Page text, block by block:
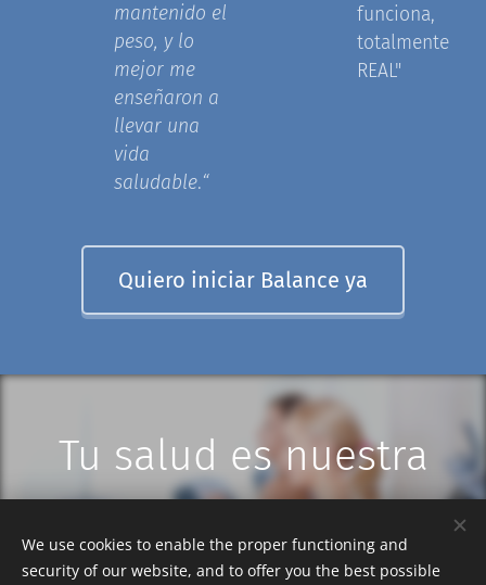
mantenido el
peso, y lo
mejor me
enseñaron a
llevar una
vida
saludable.“
funciona,
totalmente
REAL"
Quiero iniciar Balance ya
Tu salud es nuestra
We use cookies to enable the proper functioning and
security of our website, and to offer you the best possible